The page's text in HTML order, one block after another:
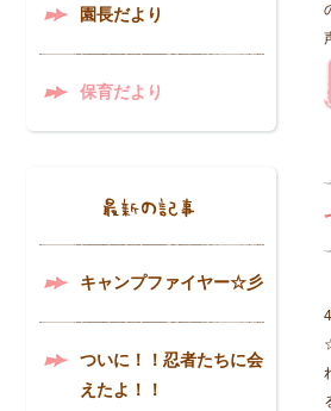
園長だより
保育だより
キャンプファイヤー☆彡
ついに！！忍者たちに会
えたよ！！